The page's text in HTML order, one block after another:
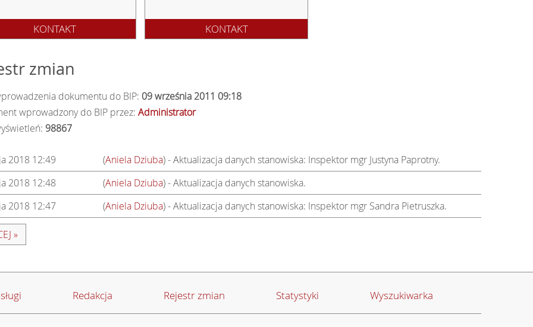
KONTAKT KONTAKT
zmian
dokumentu do BIP: 09 września 2011 09:18
wprowadzony do BIP przez: Administrator
98867
2018 12:49 (Aniela Dziuba) - Aktualizacja danych stanowiska: Inspektor mgr Justyna Paprotny.
2018 12:48
(Aniela Dziuba) - Aktualizacja danych stanowiska.
2018 12:47
(Aniela Dziuba) - Aktualizacja danych stanowiska: Inspektor mgr Sandra Pietruszka.
»
Redakcja Rejestr zmian Statystyki Wyszukiwarka